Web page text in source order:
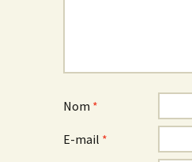
Nom *
E-mail *